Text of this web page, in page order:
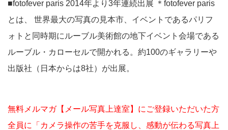
■fotofever paris 2014年より3年連続出展 ＊fotofever paris
とは、 世界最大の写真の見本市、イベントであるパリフ
ォトと同時期にルーブル美術館の地下イベント会場である
ルーブル・カローセルで開かれる。約100のギャラリーや
出版社（日本からは8社）が出展。
無料メルマガ【メール写真上達室】にご登録いただいた方
全員に「カメラ操作の苦手を克服し、感動が伝わる写真上